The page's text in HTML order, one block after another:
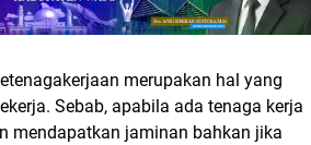
merupakan hal yang
Sebab, apabila ada tenaga kerja
mendapatkan jaminan bahkan jika